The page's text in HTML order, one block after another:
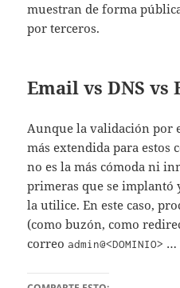
muestran de forma
por terceros.
Email vs DNS vs
Aunque la validación por
más extendida para estos
no es la más cómoda ni
primeras que se implantó
la utilice. En este caso,
(como buzón, como
correoadmin@<DOMINIO> …